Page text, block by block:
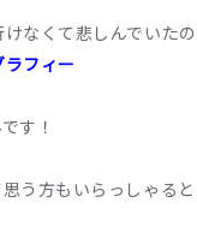
なくて悲しんでいた
フィー
す！
う方もいらっしゃると